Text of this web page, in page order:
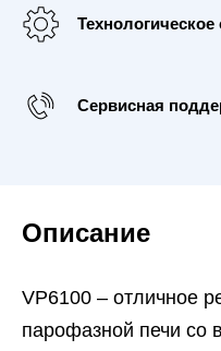
Сервисная
Описание
VP6100 – отличное
парофазной печи со